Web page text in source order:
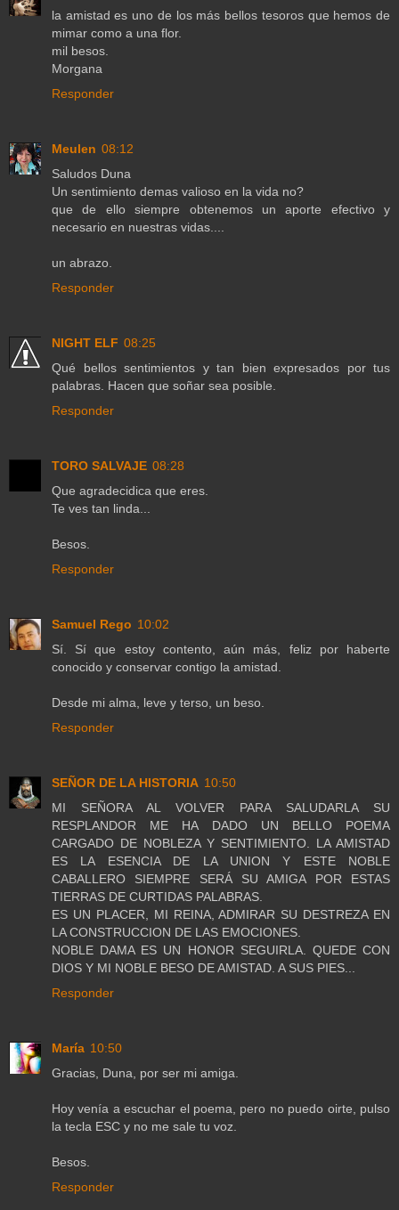
la amistad es uno de los más bellos tesoros que hemos de
mimar como a una flor.
mil besos.
Morgana
Responder
Meulen 08:12
Saludos Duna
Un sentimiento demas valioso en la vida no?
que de ello siempre obtenemos un aporte efectivo y
necesario en nuestras vidas....
un abrazo.
Responder
NIGHT ELF 08:25
Qué bellos sentimientos y tan bien expresados por tus
palabras. Hacen que soñar sea posible.
Responder
TORO SALVAJE 08:28
Que agradecidica que eres.
Te ves tan linda...
Besos.
Responder
Samuel Rego 10:02
Sí. Sí que estoy contento, aún más, feliz por haberte
conocido y conservar contigo la amistad.
Desde mi alma, leve y terso, un beso.
Responder
SEÑOR DE LA HISTORIA 10:50
MI SEÑORA AL VOLVER PARA SALUDARLA SU
RESPLANDOR ME HA DADO UN BELLO POEMA
CARGADO DE NOBLEZA Y SENTIMIENTO. LA AMISTAD
ES LA ESENCIA DE LA UNION Y ESTE NOBLE
CABALLERO SIEMPRE SERÁ SU AMIGA POR ESTAS
TIERRAS DE CURTIDAS PALABRAS.
ES UN PLACER, MI REINA, ADMIRAR SU DESTREZA EN
LA CONSTRUCCION DE LAS EMOCIONES.
NOBLE DAMA ES UN HONOR SEGUIRLA. QUEDE CON
DIOS Y MI NOBLE BESO DE AMISTAD. A SUS PIES...
Responder
María 10:50
Gracias, Duna, por ser mi amiga.
Hoy venía a escuchar el poema, pero no puedo oirte, pulso
la tecla ESC y no me sale tu voz.
Besos.
Responder